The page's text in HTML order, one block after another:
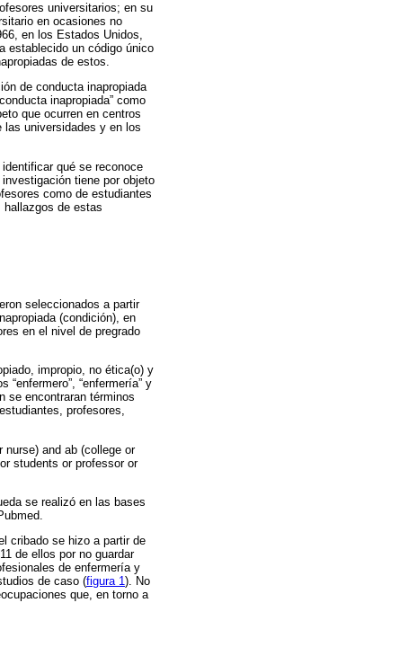
universitarios; en su
en ocasiones no
en los Estados Unidos,
establecido un código único
de estos.
de conducta inapropiada
inapropiada” como
que ocurren en centros
las universidades y en los
qué se reconoce
tiene por objeto
como de estudiantes
de estas
seleccionados a partir
(condición), en
en el nivel de pregrado
impropio, no ética(o) y
“enfermería” y
se encontraran términos
profesores,
nurse) and ab (college or
students or professor or
se realizó en las bases
cribado se hizo a partir de
de ellos por no guardar
de enfermería y
de caso (figura 1). No
que, en torno a